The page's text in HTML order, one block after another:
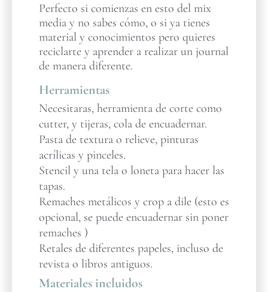
Perfecto si comienzas en esto del mix
media y no sabes cómo, o si ya tienes
material y conocimientos pero quieres
reciclarte y aprender a realizar un journal
de manera diferente.
Herramientas
Necesitaras, herramienta de corte como
cutter, y tijeras, cola de encuadernar.
Pasta de textura o relieve, pinturas
acrílicas y pinceles.
Stencil y una tela o loneta para hacer las
tapas.
Remaches metálicos y crop a dile (esto es
opcional, se puede encuadernar sin poner
remaches )
Retales de diferentes papeles, incluso de
revista o libros antiguos.
Materiales incluidos